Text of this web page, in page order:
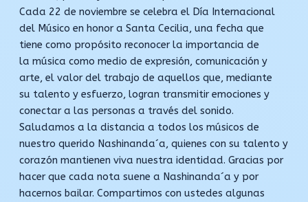
Cada 22 de noviembre se celebra el Día Internacional
del Músico en honor a Santa Cecilia, una fecha que
tiene como propósito reconocer la importancia de
la música como medio de expresión, comunicación y
arte, el valor del trabajo de aquellos que, mediante
su talento y esfuerzo, logran transmitir emociones y
conectar a las personas a través del sonido.
Saludamos a la distancia a todos los músicos de
nuestro querido Nashinanda´a, quienes con su talento y
corazón mantienen viva nuestra identidad. Gracias por
hacer que cada nota suene a Nashinanda´a y por
hacernos bailar. Compartimos con ustedes algunas